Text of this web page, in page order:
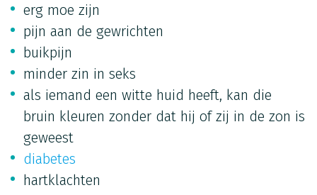
erg moe zijn
pijn aan de gewrichten
buikpijn
minder zin in seks
als iemand een witte huid heeft, kan die
bruin kleuren zonder dat hij of zij in de zon is
geweest
diabetes
hartklachten